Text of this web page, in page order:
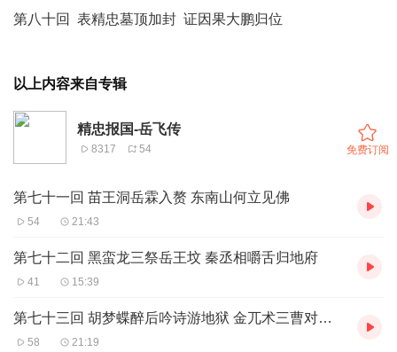
第八十回 表精忠墓顶加封 证因果大鹏归位
以上内容来自专辑
精忠报国-岳飞传
8317 54 免费订阅
第七十一回 苗王洞岳霖入赘 东南山何立见佛
54 21:43
第七十二回 黑蛮龙三祭岳王坟 秦丞相嚼舌归地府
41 15:39
第七十三回 胡梦蝶醉后吟诗游地狱 金兀术三曹对案再兴兵
58 21:19